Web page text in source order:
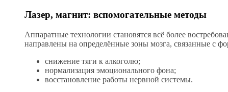
Лазер, магнит: вспомогательные методы
Аппаратные технологии становятся всё более
направлены на определённые зоны мозга, связанные с
снижение тяги к алкоголю;
нормализация эмоционального фона;
восстановление работы нервной системы.